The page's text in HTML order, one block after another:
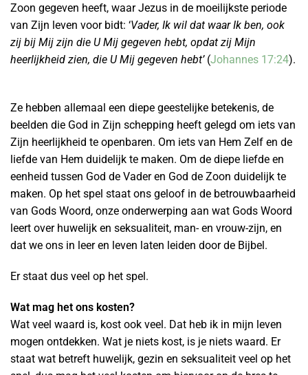
Zoon gegeven heeft, waar Jezus in de moeilijkste periode
van Zijn leven voor bidt: ‘Vader, Ik wil dat waar Ik ben, ook
zij bij Mij zijn die U Mij gegeven hebt, opdat zij Mijn
heerlijkheid zien, die U Mij gegeven hebt’ (Johannes 17:24).
Ze hebben allemaal een diepe geestelijke betekenis, de
beelden die God in Zijn schepping heeft gelegd om iets van
Zijn heerlijkheid te openbaren. Om iets van Hem Zelf en de
liefde van Hem duidelijk te maken. Om de diepe liefde en
eenheid tussen God de Vader en God de Zoon duidelijk te
maken. Op het spel staat ons geloof in de betrouwbaarheid
van Gods Woord, onze onderwerping aan wat Gods Woord
leert over huwelijk en seksualiteit, man- en vrouw-zijn, en
dat we ons in leer en leven laten leiden door de Bijbel.
Er staat dus veel op het spel.
Wat mag het ons kosten?
Wat veel waard is, kost ook veel. Dat heb ik in mijn leven
mogen ontdekken. Wat je niets kost, is je niets waard. Er
staat wat betreft huwelijk, gezin en seksualiteit veel op het